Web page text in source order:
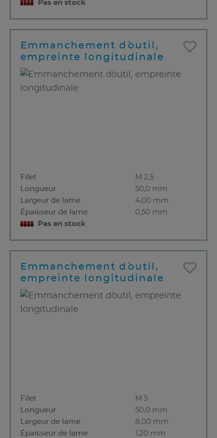
Pas en stock
Emmanchement d`outil,
empreinte longitudinale
Filet
M 2,5
Longueur
50,0 mm
Largeur de lame
4,00 mm
Épaisseur de lame
0,50 mm
Pas en stock
Emmanchement d`outil,
empreinte longitudinale
Filet
M 5
Longueur
50,0 mm
Largeur de lame
8,00 mm
Épaisseur de lame
1,20 mm